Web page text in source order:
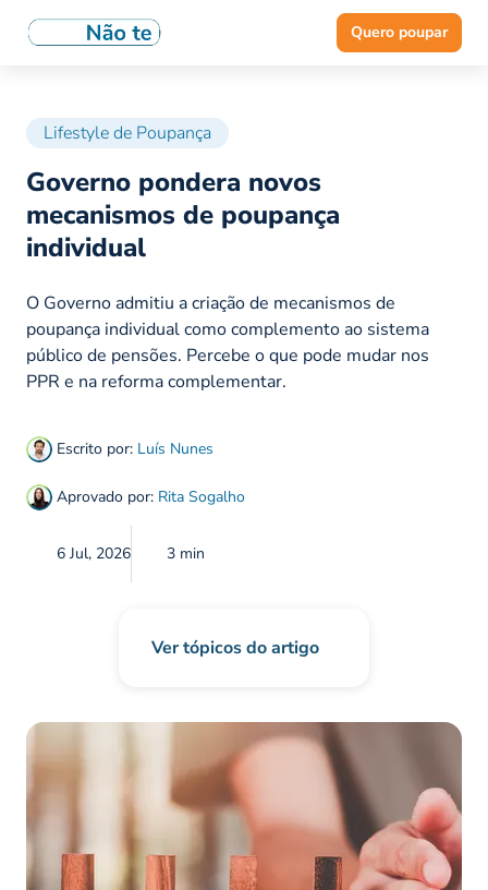
Quero poupar
Lifestyle de Poupança
Governo pondera novos
mecanismos de poupança
individual
Escrito por: Luís Nunes
Aprovado por: Rita Sogalho
6 Jul, 2026 3 min
O Governo admitiu a criação de mecanismos de
poupança individual como complemento ao sistema
público de pensões. Percebe o que pode mudar nos
PPR e na reforma complementar.
Ver tópicos do artigo